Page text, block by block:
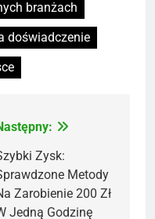
branżach
doświadczenie
Zysk:
Metody
Zarobienie 200 Zł
Jedną Godzinę